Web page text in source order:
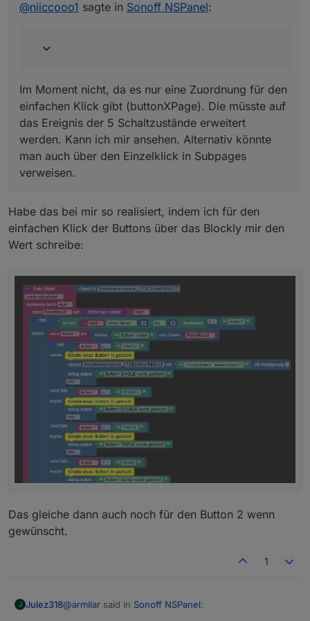
Favoritenpages anzeigen zu lassen?
einfachen Klick gibt (buttonXPage). Die müsste auf das
Ereignis der 5 Schaltzustände erweitert werden. Kann
@niiccooo1 sagte in Sonoff NSPanel:
Im Moment nicht, da es nur eine Zuordnung für den
einfachen Klick gibt (buttonXPage). Die müsste auf
das Ereignis der 5 Schaltzustände erweitert
werden. Kann ich mir ansehen. Alternativ könnte
man auch über den Einzelklick in Subpages
verweisen.
Habe das bei mir so realisiert, indem ich für den
einfachen Klick der Buttons über das Blockly mir den
Wert schreibe:
Das gleiche dann auch noch für den Button 2 wenn
gewünscht.
1
J Julez318@armilar said in Sonoff NSPanel: